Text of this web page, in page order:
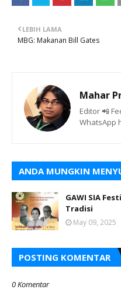
LEBIH LAMA
MBG: Makanan Bill Gates
Mahar
Editor 📲
WhatsApp
ANDA MUNGKIN
GAWI SIA
Tradisi
May 09, 2025
POSTING KOMENTAR
0 Komentar